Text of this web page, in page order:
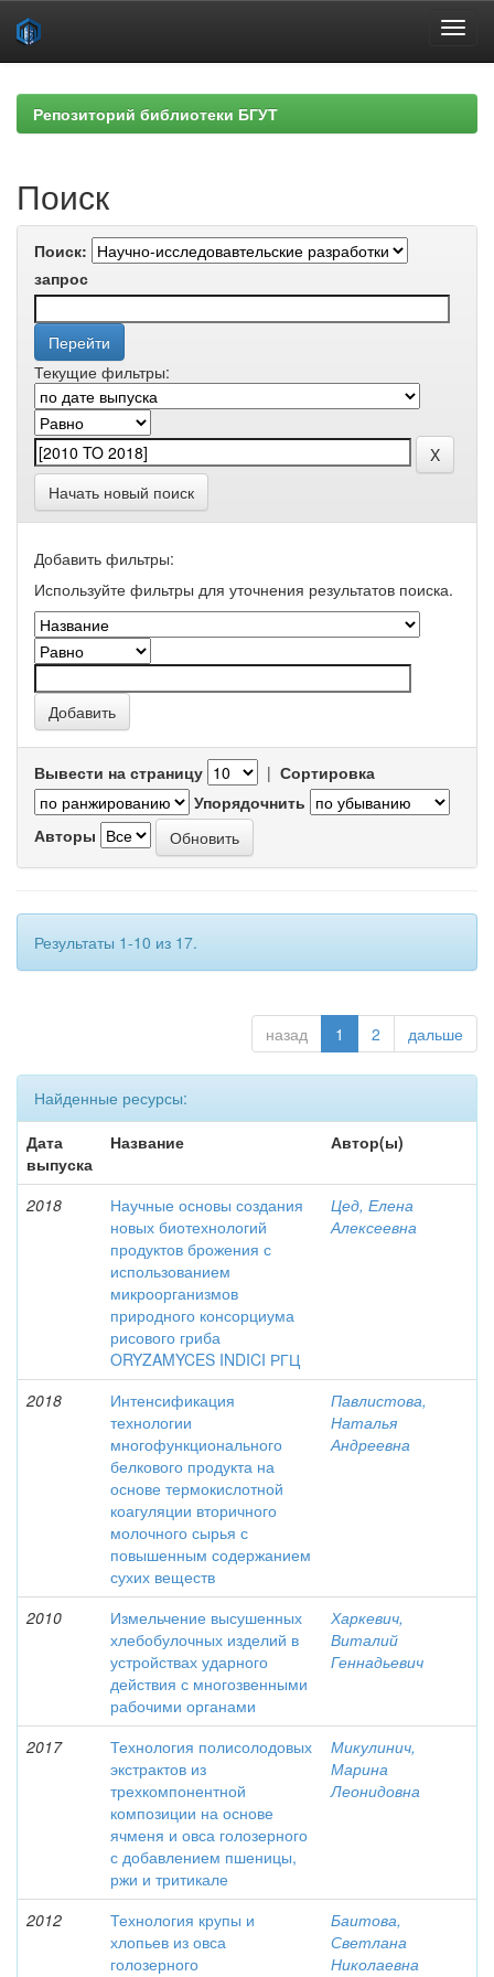
navigationРепозиторий библиотеки БГУТ
Поиск
Поиск:
запрос
Текущие фильтры:
Начать новый поиск
Добавить фильтры:
Используйте фильтры для уточнения результатов поиска.
Вывести на страницу | Сортировка
Упорядочнить
Авторы
Результаты 1-10 из 17.
назад 1 2 дальше
Найденные ресурсы:
Дата
выпуска
Название Автор(ы)
2018
Научные основы создания
новых биотехнологий
продуктов брожения с
использованием
микроорганизмов
природного консорциума
рисового гриба
ORYZAMYCES INDICI РГЦ
Цед, Елена
Алексеевна
2018
Интенсификация
технологии
многофункционального
белкового продукта на
основе термокислотной
коагуляции вторичного
молочного сырья с
повышенным содержанием
сухих веществ
Павлистова,
Наталья
Андреевна
2010
Измельчение высушенных
хлебобулочных изделий в
устройствах ударного
действия с многозвенными
рабочими органами
Харкевич,
Виталий
Геннадьевич
2017
Технология полисолодовых
экстрактов из
трехкомпонентной
композиции на основе
ячменя и овса голозерного
с добавлением пшеницы,
ржи и тритикале
Микулинич,
Марина
Леонидовна
2012
Технология крупы и
хлопьев из овса
голозерного
Баитова,
Светлана
Николаевна